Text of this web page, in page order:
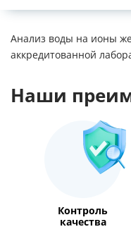
Анализ воды на ионы
аккредитованной
Наши
Контроль
качества